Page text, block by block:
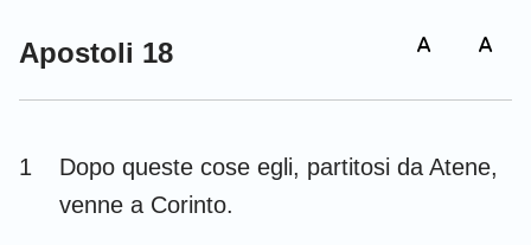
Tito Filemone
Apostoli 18
1
Dopo queste cose egli, partitosi da Atene,
venne a Corinto.